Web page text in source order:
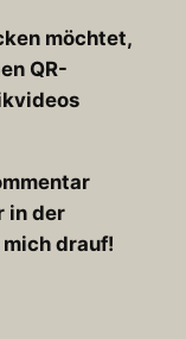
möchtet,
QR-
in der
drauf!